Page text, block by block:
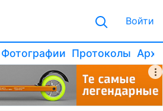
Войти
Фотографии Протоколы